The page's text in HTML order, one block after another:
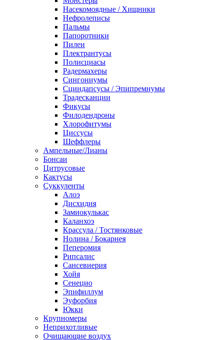
Насекомоядные / Хищники
Нефролеписы
Пальмы
Папоротники
Пилеи
Плектрантусы
Полисциасы
Радермахеры
Сингониумы
Сциндапсусы / Эпипремнумы
Традесканции
Фикусы
Филодендроны
Хлорофитумы
Циссусы
Шеффлеры
Ампельные/Лианы
Бонсаи
Цитрусовые
Кактусы
Суккуленты
Алоэ
Дисхидия
Замиокулькас
Каланхоэ
Крассула / Тостянковые
Нолина / Бокарнея
Пеперомия
Рипсалис
Сансевиерия
Хойя
Сенецио
Эпифиллум
Эуфорбия
Юкки
Крупномеры
Неприхотливые
Очищающие воздух